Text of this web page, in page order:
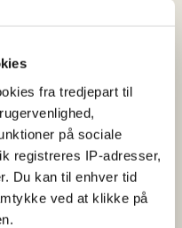
fra tredjepart til
på sociale
registreres IP-adresser,
Du kan til enhver tid
ved at klikke på
i medfør af reglerne i
og Fiskeris
2024 om
den 14. juli 2025 og er
2025, med mindre